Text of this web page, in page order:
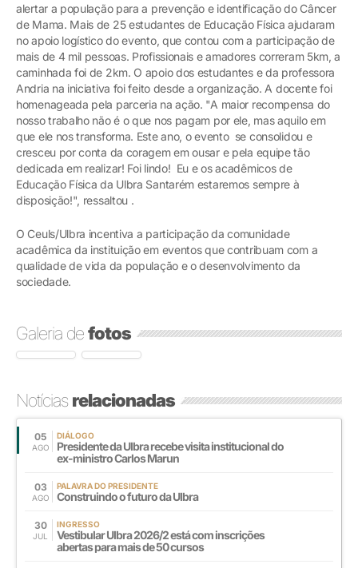
alertar a população para a prevenção e identificação do Câncer
de Mama. Mais de 25 estudantes de Educação Física ajudaram
no apoio logístico do evento, que contou com a participação de
mais de 4 mil pessoas. Profissionais e amadores correram 5km, a
caminhada foi de 2km. O apoio dos estudantes e da professora
Andria na iniciativa foi feito desde a organização. A docente foi
homenageada pela parceria na ação. "A maior recompensa do
nosso trabalho não é o que nos pagam por ele, mas aquilo em
que ele nos transforma. Este ano, o evento se consolidou e
cresceu por conta da coragem em ousar e pela equipe tão
dedicada em realizar! Foi lindo! Eu e os acadêmicos de
Educação Física da Ulbra Santarém estaremos sempre à
disposição!", ressaltou .
O Ceuls/Ulbra incentiva a participação da comunidade
acadêmica da instituição em eventos que contribuam com a
qualidade de vida da população e o desenvolvimento da
sociedade.
Galeria defotos
Notíciasrelacionadas
05
AGO
DIÁLOGO
Presidente da Ulbra recebe visita institucional do
ex-ministro Carlos Marun
03
AGO
PALAVRA DO PRESIDENTE
Construindo o futuro da Ulbra
30
JUL
INGRESSO
Vestibular Ulbra 2026/2 está com inscrições
abertas para mais de 50 cursos